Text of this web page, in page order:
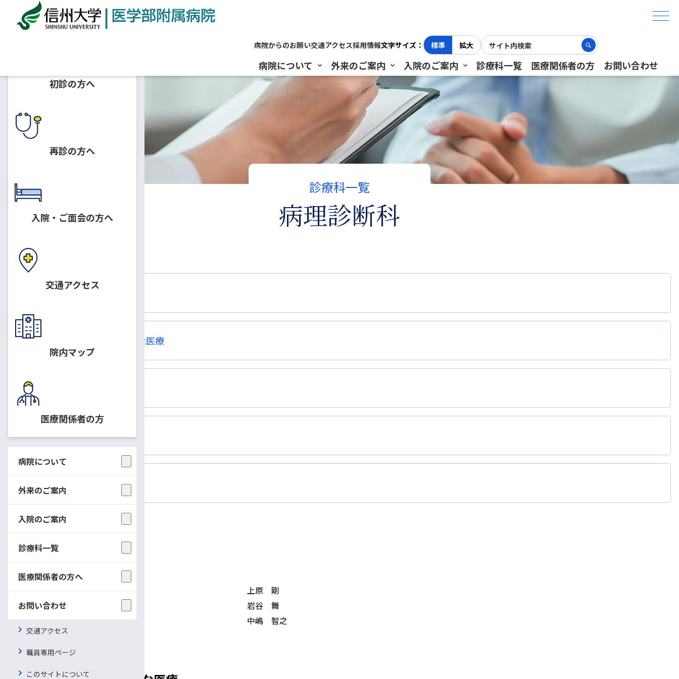
病院からのお願い交通アクセス採用情報文字サイズ： 標準 拡大
病院について 外来のご案内 入院のご案内 診療科一覧 医療関係者の方 お問い合わせ
ホーム 診療科一覧 診療科 病理診断科
診療科一覧
病理診断科
スタッフ紹介
高度な医療または特徴的な医療
教室サイト
スタッフ紹介
上原 剛
岩谷 舞
中嶋 智之
初診の方へ
再診の方へ
入院・ご面会の方へ
交通アクセス
院内マップ
医療関係者の方
病院について
外来のご案内
入院のご案内
診療科一覧
医療関係者の方へ
お問い合わせ
交通アクセス
職員専用ページ
このサイトについて